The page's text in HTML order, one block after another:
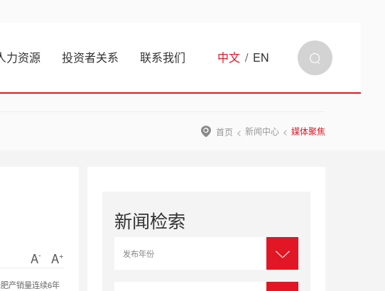
力资源 投资者关系 联系我们 中文 / EN
首页 新闻中心 媒体聚焦
A- A+
产销量连续6年
新闻检索